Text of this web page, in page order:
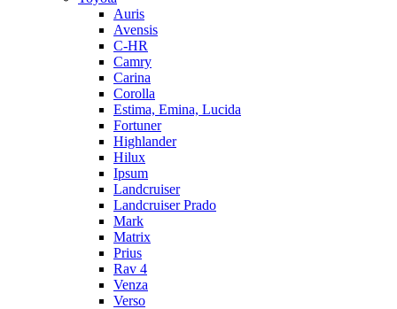
Auris
Avensis
C-HR
Camry
Carina
Corolla
Estima, Emina, Lucida
Fortuner
Highlander
Hilux
Ipsum
Landcruiser
Landcruiser Prado
Mark
Matrix
Prius
Rav 4
Venza
Verso